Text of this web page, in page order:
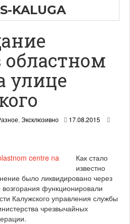
KALUGA
улице
, Эксклюзивно 17.08.2015
.
2
0
1
5
Как стало
известно
было ликвидировано через
функционировали
Калужского управления службы
чрезвычайных